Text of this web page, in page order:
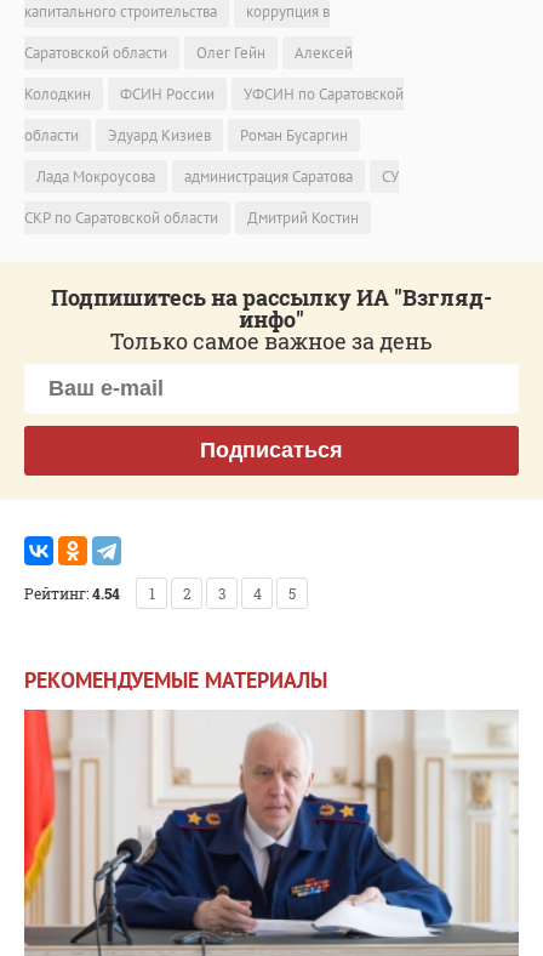
капитального строительства
коррупция в
Саратовской области
Олег Гейн
Алексей
Колодкин
ФСИН России
УФСИН по Саратовской
области
Эдуард Кизиев
Роман Бусаргин
Лада Мокроусова
администрация Саратова
СУ
СКР по Саратовской области
Дмитрий Костин
Подпишитесь на рассылку ИА "Взгляд-
инфо"
Только самое важное за день
Подписаться
Рейтинг:4.54 1 2 3 4 5
РЕКОМЕНДУЕМЫЕ МАТЕРИАЛЫ